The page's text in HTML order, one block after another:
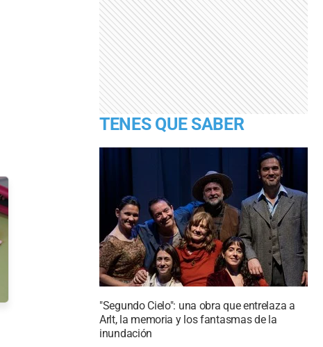
TENES QUE SABER
"Segundo Cielo": una obra que entrelaza a
Arlt, la memoria y los fantasmas de la
inundación